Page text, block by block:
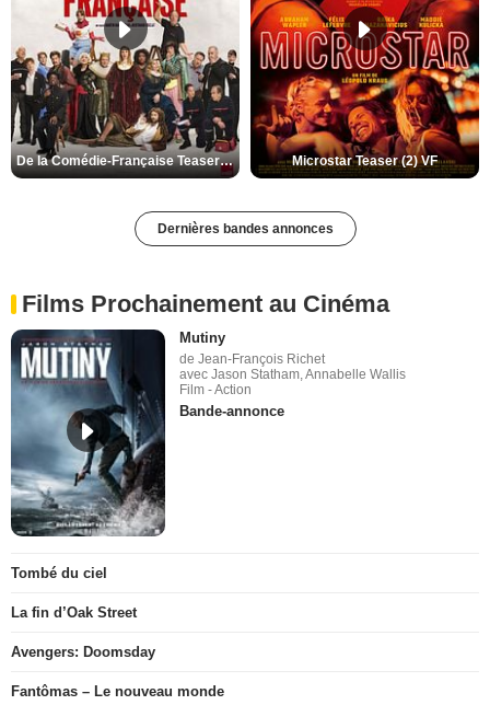
De la Comédie-Française Teaser (3) VF Microstar Teaser (2) VF
Dernières bandes annonces
Films Prochainement au Cinéma
Mutiny
de Jean-François Richet
avec Jason Statham, Annabelle Wallis
Film - Action
Bande-annonce
Tombé du ciel
La fin d’Oak Street
Avengers: Doomsday
Fantômas – Le nouveau monde